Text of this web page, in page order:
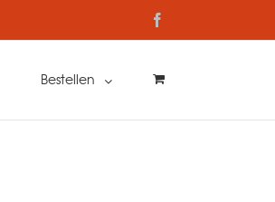
Bestellen